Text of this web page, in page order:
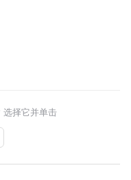
选择它并单击